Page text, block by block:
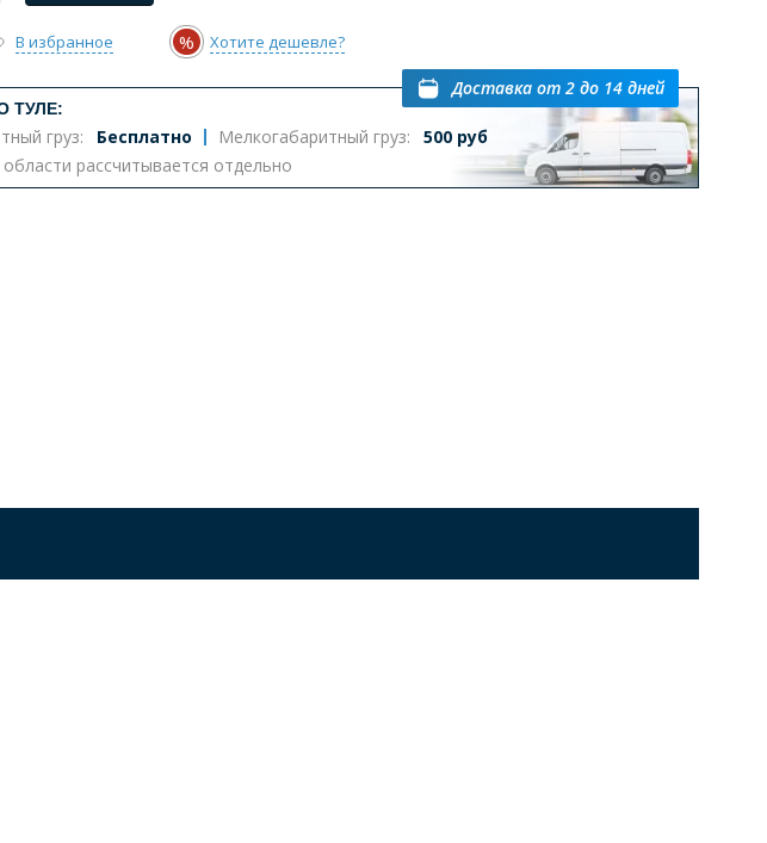
Перейти в раздел
В избранное % Хотите дешевле?
ТУЛЕ:
груз: Бесплатно Мелкогабаритный груз:
500 руб
рассчитывается отдельно
Доставка от 2 до 14 дней